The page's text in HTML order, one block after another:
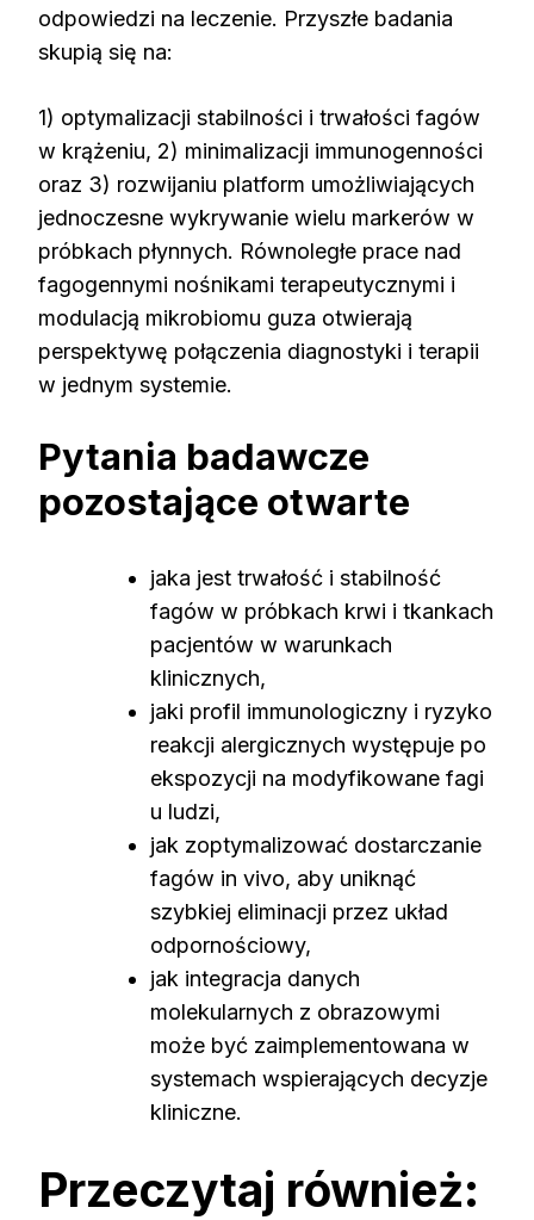
odpowiedzi na leczenie. Przyszłe badania
skupią się na:
1) optymalizacji stabilności i trwałości fagów
w krążeniu, 2) minimalizacji immunogenności
oraz 3) rozwijaniu platform umożliwiających
jednoczesne wykrywanie wielu markerów w
próbkach płynnych. Równoległe prace nad
fagogennymi nośnikami terapeutycznymi i
modulacją mikrobiomu guza otwierają
perspektywę połączenia diagnostyki i terapii
w jednym systemie.
Pytania badawcze
pozostające otwarte
jaka jest trwałość i stabilność
fagów w próbkach krwi i tkankach
pacjentów w warunkach
klinicznych,
jaki profil immunologiczny i ryzyko
reakcji alergicznych występuje po
ekspozycji na modyfikowane fagi
u ludzi,
jak zoptymalizować dostarczanie
fagów in vivo, aby uniknąć
szybkiej eliminacji przez układ
odpornościowy,
jak integracja danych
molekularnych z obrazowymi
może być zaimplementowana w
systemach wspierających decyzje
kliniczne.
Przeczytaj również: